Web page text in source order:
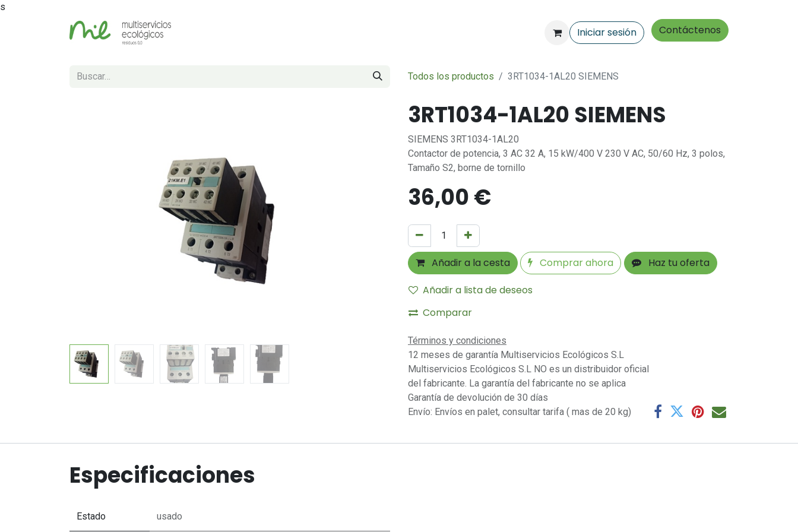
s
Iniciar sesión Contáctenos
Todos los productos 3RT1034-1AL20 SIEMENS
3RT1034-1AL20 SIEMENS
SIEMENS 3RT1034-1AL20
Contactor de potencia, 3 AC 32 A, 15 kW/400 V 230 V AC, 50/60 Hz, 3 polos,
Tamaño S2, borne de tornillo
36,00€
Añadir a la cesta Comprar ahora
Haz tu oferta
Añadir a lista de deseos
Comparar
Términos y condiciones
12 meses de garantía Multiservicios Ecológicos S.L
Multiservicios Ecológicos S.L NO es un distribuidor oficial
del fabricante. La garantía del fabricante no se aplica
Garantía de devolución de 30 días
Envío: Envíos en palet, consultar tarifa ( mas de 20 kg)
Especificaciones
Estado usado